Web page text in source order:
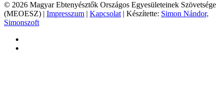
© 2026 Magyar Ebtenyésztők Országos Egyesületeinek Szövetsége
(MEOESZ) | Impresszum | Kapcsolat | Készítette: Simon Nándor,
Simonszoft